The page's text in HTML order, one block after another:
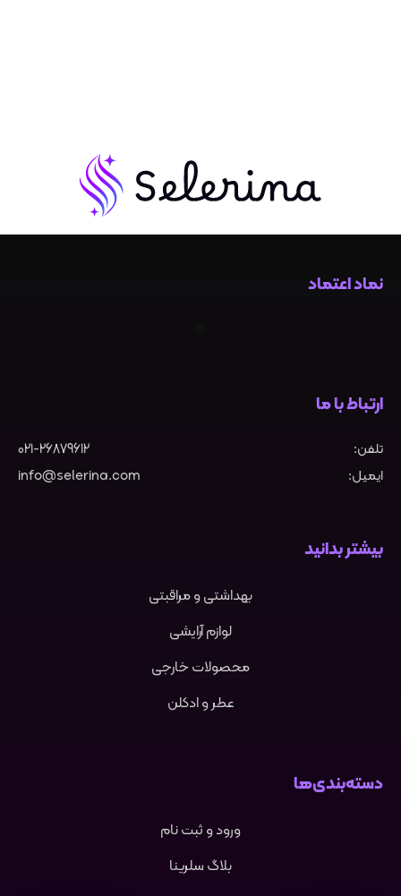
طبیعی و خوشبوکننده، انتخاب
صحیح نیازمند درک درست از انواع،
ترکیبات و کاربردهای آن است. در این
استفاده از محلول‌ های شستشوی
شستشوی دهان و خوشبو کردن
نفس استفاده می‌شد.
در قرن هفدهم، پزشکان اروپایی
می‌کردند. تحول اصلی در قرن نوزدهم
تجاری مانند “Listerine” به عنوان
یک ضدعفونی‌کننده جراحی آغاز شد
نماد اعتماد
ارتباط با ما
تلفن:
021-26879612
ایمیل:
info@selerina.com
بیشتر بدانید
بهداشتی و مراقبتی
لوازم آرایشی
محصولات خارجی
عطر و ادکلن
دسته‌بندی‌ها
ورود و ثبت نام
بلاگ سلرینا